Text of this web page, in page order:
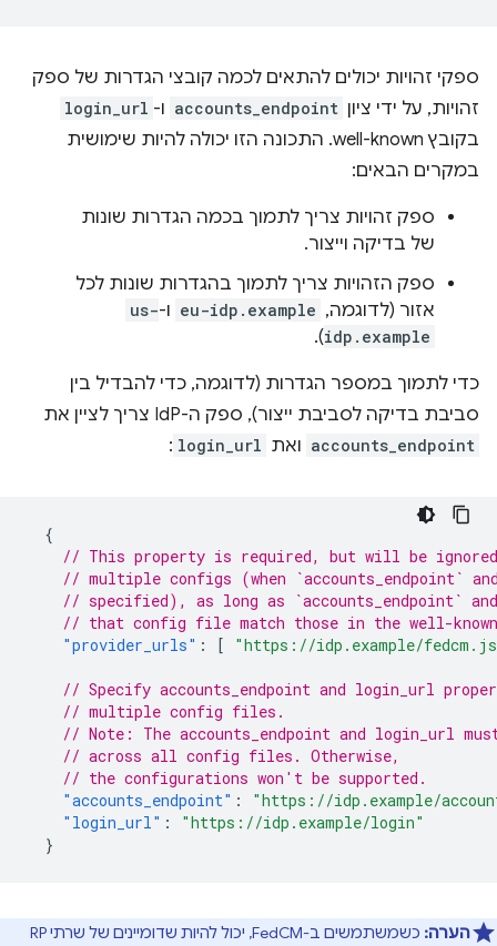
ספקי זהויות יכולים להתאים לכמה קובצי הגדרות של ספק
זהויות, על ידי ציון accounts_endpoint ו- login_url
בקובץ well-known. התכונה הזו יכולה להיות שימושית
במקרים הבאים:
ספק זהויות צריך לתמוך בכמה הגדרות שונות
של בדיקה וייצור.
ספק הזהויות צריך לתמוך בהגדרות שונות לכל
אזור (לדוגמה, eu-idp.example ו-us-
idp.example
).
כדי לתמוך במספר הגדרות (לדוגמה, כדי להבדיל בין
סביבת בדיקה לסביבת ייצור), ספק ה-IdP צריך לציין את
accounts_endpoint ואת login_url
:
{
// This property is required, but will be ignored
// multiple configs (when `accounts_endpoint`
// specified), as long as `accounts_endpoint`
// that config file match those in the well-
"provider_urls" : [ "https://idp.example/
// Specify accounts_endpoint and login_url
// multiple config files.
// Note: The accounts_endpoint and login_url
// across all config files. Otherwise,
// the configurations won't be supported.
"accounts_endpoint" :
"https://idp.example/
"login_url" :
"https://idp.example/login"
}
הערה: כשמשתמשים ב-FedCM, יכול להיות שדומיינים של שרתי RP